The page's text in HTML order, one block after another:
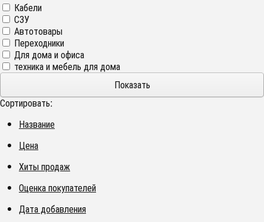
Кабели
СЗУ
Автотовары
Переходники
Для дома и офиса
техника и мебель для дома
Сортировать:
Название
Цена
Хиты продаж
Оценка покупателей
Дата добавления